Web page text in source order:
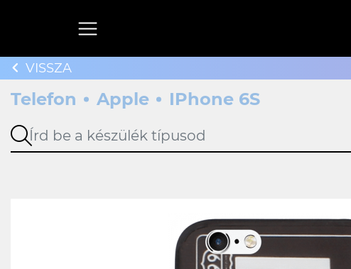
VISSZA
Telefon Apple IPhone 6S